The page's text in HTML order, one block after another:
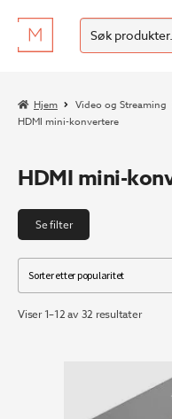
Hopp
til
Hopp
til
Søk
etter:
SØK
Hjem Video og Streaming
HDMI mini-konvertere
HDMI mini-
Se filter
Viser 1–12 av 32 resultaterSortert